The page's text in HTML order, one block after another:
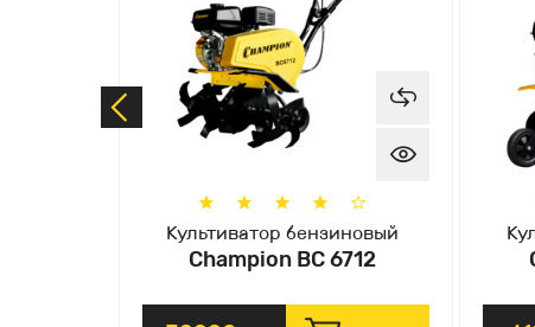
Культиватор бензиновый
Champion ВC 6712